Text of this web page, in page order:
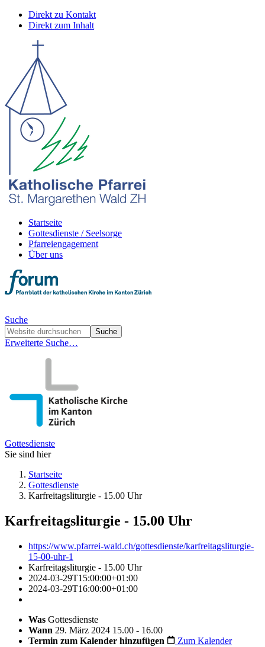
Direkt zu Kontakt
Direkt zum Inhalt
Startseite
Gottesdienste / Seelsorge
Pfarreiengagement
Über uns
Suche
Erweiterte Suche…
Gottesdienste
Sie sind hier
Startseite
Gottesdienste
Karfreitagsliturgie - 15.00 Uhr
Karfreitagsliturgie - 15.00 Uhr
https://www.pfarrei-wald.ch/gottesdienste/karfreitagsliturgie-
15-00-uhr-1
Karfreitagsliturgie - 15.00 Uhr
2024-03-29T15:00:00+01:00
2024-03-29T16:00:00+01:00
Was Gottesdienste
Wann 29. März 2024 15.00 - 16.00
Termin zum Kalender hinzufügen
Zum Kalender